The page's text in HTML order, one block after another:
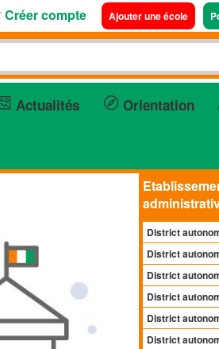
Créer compte Ajouter une école
Actualités Orientation
District
District
District
District
District
District